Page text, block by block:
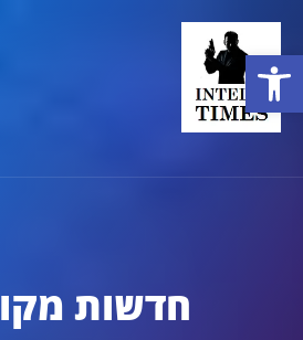
חדשות
פתח סרגל נגישות